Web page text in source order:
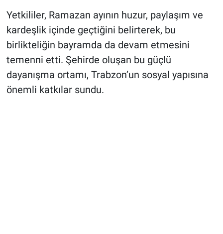
Yetkililer, Ramazan ayının huzur, paylaşım ve
kardeşlik içinde geçtiğini belirterek, bu
birlikteliğin bayramda da devam etmesini
temenni etti. Şehirde oluşan bu güçlü
dayanışma ortamı, Trabzon’un sosyal yapısına
önemli katkılar sundu.